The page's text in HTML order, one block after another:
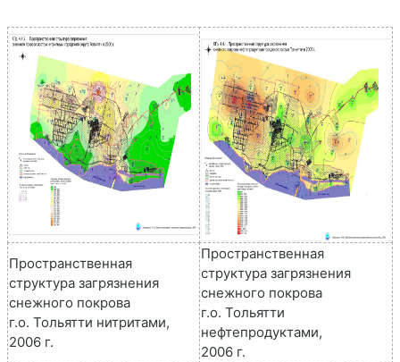
Пространственная
структура загрязнения
снежного покрова
г.о. Тольятти нитритами,
2006 г.
Пространственная
структура загрязнения
снежного покрова
г.о. Тольятти
нефтепродуктами,
2006 г.